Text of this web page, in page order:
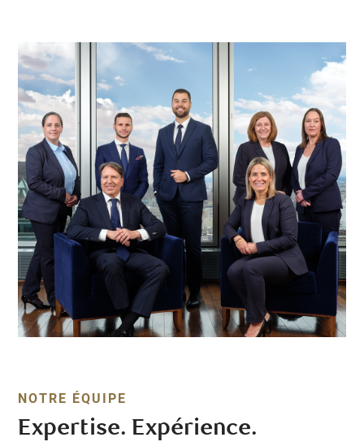
NOTRE ÉQUIPE
Expertise. Expérience.